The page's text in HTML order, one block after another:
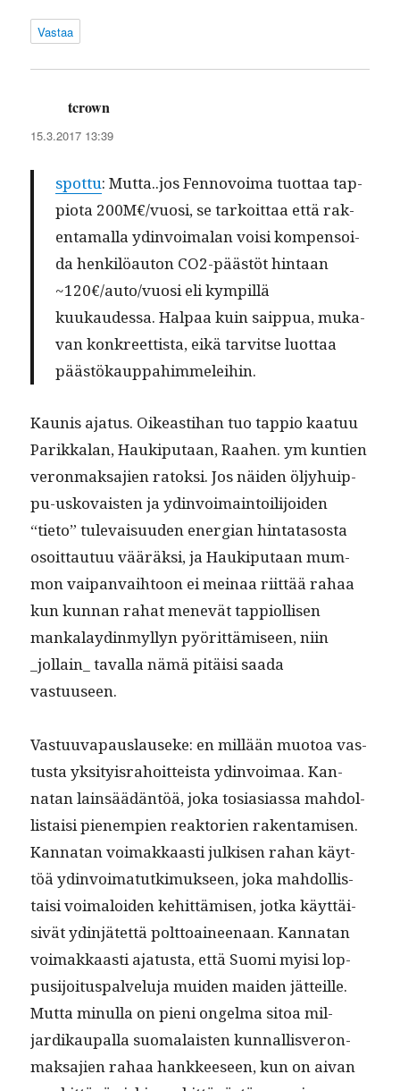
Vastaa
tcrown
15.3.2017 13:39
spot­tu: Mutta..jos Fen­novoima tuot­taa tap­
pi­o­ta 200M€/vuosi, se tarkoit­taa että rak­
en­ta­mal­la ydin­voimalan voisi kom­pen­soi­
da henkilöau­ton CO2-päästöt hin­taan
~120€/auto/vuosi eli kympil­lä
kuukaudessa. Hal­paa kuin saip­pua, muka­
van konkreet­tista, eikä tarvitse luot­taa
päästökauppahimmeleihin.
Kau­nis aja­tus. Oikeast­i­han tuo tap­pio kaatuu
Parikkalan, Haukiputaan, Raa­hen. ym kun­tien
veron­mak­sajien ratok­si. Jos näi­den öljy­huip­
pu-usko­vais­ten ja ydin­voimain­toil­i­joiden
“tieto” tule­vaisu­u­den ener­gian hin­tata­sos­ta
osoit­tau­tuu vääräk­si, ja Haukiputaan mum­
mon vaipan­vai­h­toon ei meinaa riit­tää rahaa
kun kun­nan rahat menevät tap­pi­ol­lisen
mankalay­d­in­myl­lyn pyörit­tämiseen, niin
_jollain_ taval­la nämä pitäisi saa­da
vastuuseen.
Vas­tu­u­va­paus­lauseke: en mil­lään muo­toa vas­
tus­ta yksi­ty­is­ra­hoit­teista ydin­voimaa. Kan­
natan lain­säädän­töä, joka tosi­asi­as­sa mah­dol­
lis­taisi pienem­pi­en reak­to­rien rak­en­tamisen.
Kan­natan voimakkaasti julkisen rahan käyt­
töä ydin­voimatutkimuk­seen, joka mah­dol­lis­
taisi voimaloiden kehit­tämisen, jot­ka käyt­täi­
sivät ydin­jätet­tä polt­toaineenaan. Kan­natan
voimakkaasti aja­tus­ta, että Suo­mi myisi lop­
pusi­joi­tus­palvelu­ja muiden maid­en jät­teille.
Mut­ta min­ul­la on pieni ongel­ma sitoa mil­
jardikau­pal­la suo­ma­lais­ten kun­nal­lisveron­
mak­sajien rahaa han­kkeeseen, kun on aivan